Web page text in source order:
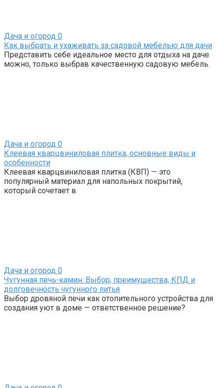
Дача и огород 0
Как выбрать и ухаживать за садовой мебелью для дачи
Представить себе идеальное место для отдыха на даче
можно, только выбрав качественную садовую мебель.
Дача и огород 0
Клеевая кварцвиниловая плитка, основные виды и
особенности
Клеевая кварцвиниловая плитка (КВП) — это
популярный материал для напольных покрытий,
который сочетает в
Дача и огород 0
Чугунная печь-камин: Выбор, преимущества, КПД и
долговечность чугунного литья
Выбор дровяной печи как отопительного устройства для
создания уют в доме — ответственное решение?